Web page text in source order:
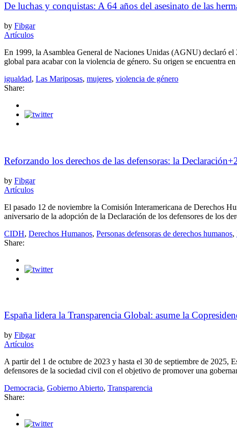
De luchas y conquistas: A 64 años del asesinato de las
by Fibgar
Artículos
En 1999, la Asamblea General de Naciones Unidas (AGNU) declaró
global para acabar con la violencia de género. Su origen se encuentra
igualdad, Las Mariposas, mujeres, violencia de género
Share:
Reforzando los derechos de las defensoras: la
by Fibgar
Artículos
El pasado 12 de noviembre la Comisión Interamericana de Derechos
aniversario de la adopción de la Declaración de los defensores de los
CIDH, Derechos Humanos, Personas defensoras de derechos humanos,
Share:
España lidera la Transparencia Global: asume la
by Fibgar
Artículos
A partir del 1 de octubre de 2023 y hasta el 30 de septiembre de 2025,
defensores de la sociedad civil con el objetivo de promover una
Democracia, Gobierno Abierto, Transparencia
Share: